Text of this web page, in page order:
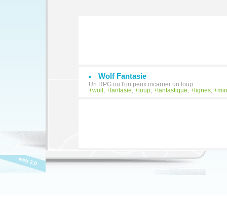
Wolf Fantasie
Un RPG ou l'on peux incarner un loup.
wolf, fantasie loup fantastique lignes